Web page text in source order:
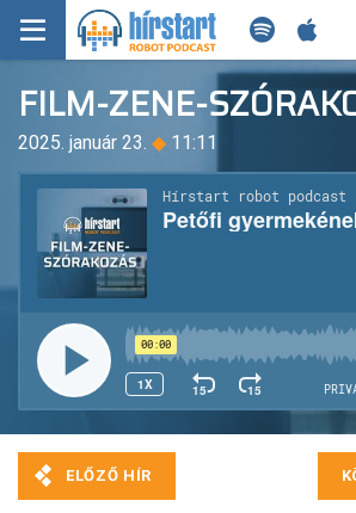
KEZDŐLAP
FRISS HÍREK
TECH HÍREK
FILM-ZENE-SZÓRAKOZÁS
PLAYLIST
MI AZ A ROBOT PODCAST?
FILM-ZENE-
2025. január 23. ◆ 11:11